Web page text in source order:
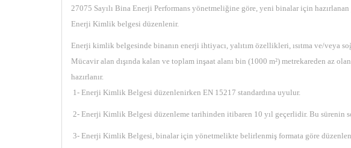
27075 Sayılı Bina Enerji Performans yönetmeliğine göre, yeni binalar için
Enerji Kimlik belgesi düzenlenir.
Enerji kimlik belgesinde binanın enerji ihtiyacı, yalıtım özellikleri, ısıtma ve/veya
Mücavir alan dışında kalan ve toplam inşaat alanı bin (1000 m²) metrekareden az
hazırlanır.
1- Enerji Kimlik Belgesi düzenlenirken EN 15217 standardına uyulur.
2- Enerji Kimlik Belgesi düzenleme tarihinden itibaren 10 yıl geçerlidir. Bu sürenin
3- Enerji Kimlik Belgesi, binalar için yönetmelikte belirlenmiş formata göre